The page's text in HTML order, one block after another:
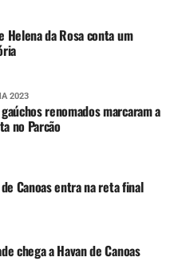
Helena da Rosa conta um
2023
renomados marcaram a
no Parcão
Canoas entra na reta final
chega a Havan de Canoas